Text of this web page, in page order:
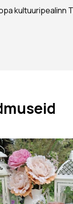
kultuuripealinn